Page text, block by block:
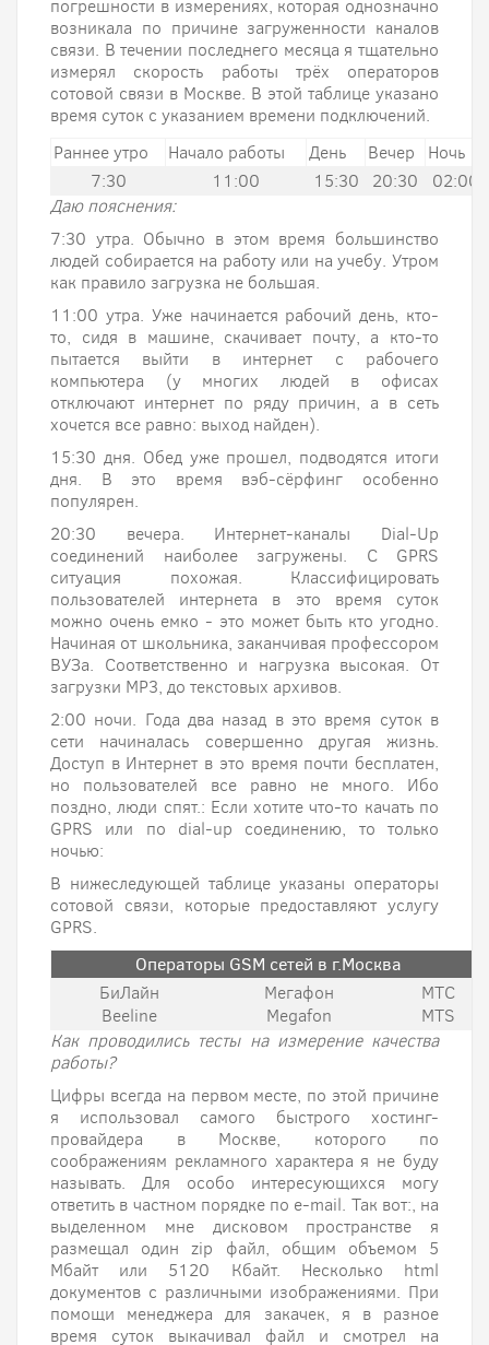
погрешности в измерениях, которая однозначно
возникала по причине загруженности каналов
связи. В течении последнего месяца я тщательно
измерял скорость работы трёх операторов
сотовой связи в Москве. В этой таблице указано
время суток с указанием времени подключений.
Раннее утро
Начало работы День Вечер
Ночь
7:30
11:00 15:30 20:30
02:00
Даю пояснения:
7:30 утра. Обычно в этом время большинство
людей собирается на работу или на учебу. Утром
как правило загрузка не большая.
11:00 утра. Уже начинается рабочий день, кто-
то, сидя в машине, скачивает почту, а кто-то
пытается выйти в интернет с рабочего
компьютера (у многих людей в офисах
отключают интернет по ряду причин, а в сеть
хочется все равно: выход найден).
15:30 дня. Обед уже прошел, подводятся итоги
дня. В это время вэб-сёрфинг особенно
популярен.
20:30 вечера. Интернет-каналы Dial-Up
соединений наиболее загружены. С GPRS
ситуация похожая. Классифицировать
пользователей интернета в это время суток
можно очень емко - это может быть кто угодно.
Начиная от школьника, заканчивая профессором
ВУЗа. Соответственно и нагрузка высокая. От
загрузки MP3, до текстовых архивов.
2:00 ночи. Года два назад в это время суток в
сети начиналась совершенно другая жизнь.
Доступ в Интернет в это время почти бесплатен,
но пользователей все равно не много. Ибо
поздно, люди спят.: Если хотите что-то качать по
GPRS или по dial-up соединению, то только
ночью:
В нижеследующей таблице указаны операторы
сотовой связи, которые предоставляют услугу
GPRS.
Операторы GSM сетей в г.Москва
БиЛайн
Beeline
Мегафон
Megafon
МТС
MTS
Как проводились тесты на измерение качества
работы?
Цифры всегда на первом месте, по этой причине
я использовал самого быстрого хостинг-
провайдера в Москве, которого по
соображениям рекламного характера я не буду
называть. Для особо интересующихся могу
ответить в частном порядке по e-mail. Так вот:, на
выделенном мне дисковом пространстве я
размещал один zip файл, общим объемом 5
Мбайт или 5120 Кбайт. Несколько html
документов с различными изображениями. При
помощи менеджера для закачек, я в разное
время суток выкачивал файл и смотрел на